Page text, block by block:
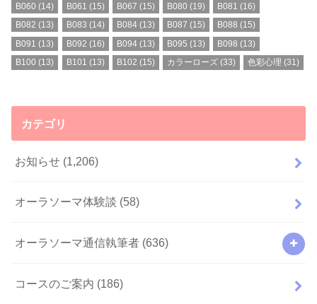
B060 (14) B061 (15) B067 (15) B080 (19) B081 (16)
B082 (13) B083 (14) B084(13) B087 (15) B088 (15)
B091 (13) B092 (16) B094(13) B095 (13) B098 (13)
B100 (13) B101 (13) B102 (15) カラーローズ (33) 色彩心理 (31)
カテゴリ
お知らせ (1,206)
オーラソーマ体験談 (58)
オーラソーマ通信執筆者 (636)
コースのご案内 (186)